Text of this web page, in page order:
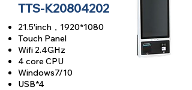
TTS-K20804202
21.5'inch ， 1920*1080
Touch Panel
Wifi 2.4GHz
4 core CPU
Windows7/10
USB*4